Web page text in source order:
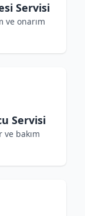
Servisi
ve onarım
Servisi
bakım